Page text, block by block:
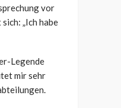
vor
„Ich habe
Legende
mir sehr